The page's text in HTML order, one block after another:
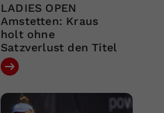
LADIES OPEN
Amstetten: Kraus
holt ohne
Satzverlust den Titel